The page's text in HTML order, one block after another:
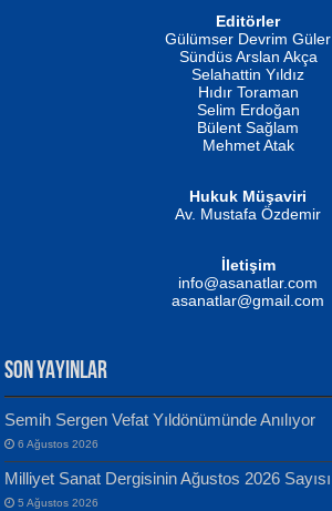
İSMAİL OKUTAN
Erkeklerin Kahrolması Ne Demektir
MUSTAFA KELOĞLU
Yarına İz Bırakmak...
Evvel Zaman Tanrıçası...
Yılmaz Ekinci
Geceye Söylenen...
Editörler
Gülümser Devrim Güler
Sündüs Arslan Akça
Selahattin Yıldız
Hıdır Toraman
Selim Erdoğan
Bülent Sağlam
Mehmet Atak
Hukuk Müşaviri
Av. Mustafa Özdemir
İletişim
info@asanatlar.com
asanatlar@gmail.com
SON YAYINLAR
Semih Sergen Vefat Yıldönümünde Anılıyor
6 Ağustos 2026
Milliyet Sanat Dergisinin Ağustos 2026 Sayısı
5 Ağustos 2026